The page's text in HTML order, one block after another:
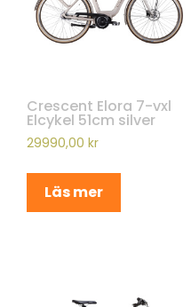
Crescent Elora 7-vxl
Elcykel 51cm silver
29990,00 kr
Läs mer